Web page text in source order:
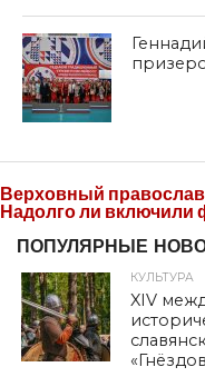
Верховный
Надолго ли включили
ПОПУЛЯРНЫЕ
КУЛЬТУРА
XIV